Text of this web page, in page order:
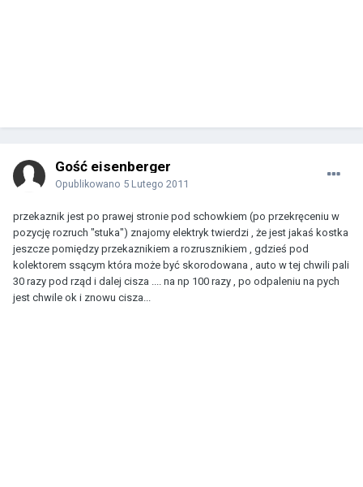
Gość eisenberger
Opublikowano 5 Lutego 2011
przekaznik jest po prawej stronie pod schowkiem (po przekręceniu w
pozycję rozruch "stuka") znajomy elektryk twierdzi , że jest jakaś kostka
jeszcze pomiędzy przekaznikiem a rozrusznikiem , gdzieś pod
kolektorem ssącym która może być skorodowana , auto w tej chwili pali
30 razy pod rząd i dalej cisza .... na np 100 razy , po odpaleniu na pych
jest chwile ok i znowu cisza...